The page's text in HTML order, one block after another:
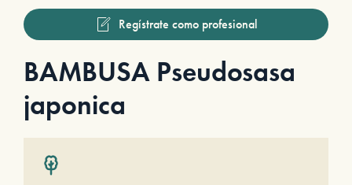
Regístrate como profesional
BAMBUSA Pseudosasa
japonica